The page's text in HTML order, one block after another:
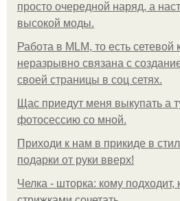
просто очередной наряд, а
высокой моды.
Работа в MLM, то есть
неразрывно связана с
своей страницы в соц сетях.
Щас приедут меня выкупать а
фотосессию со мной.
Приходи к нам в прикиде в
подарки от руки вверх!
Челка - шторка: кому подходит,